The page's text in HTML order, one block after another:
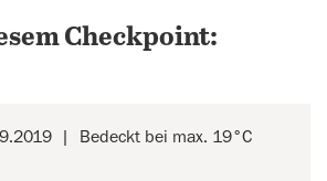
Checkpoint:
Bedeckt bei max. 19°C